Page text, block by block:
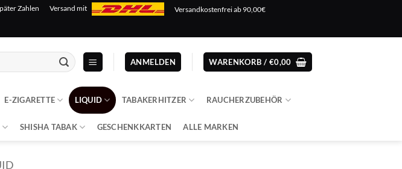
Zahlen Versand mit Versandkostenfrei ab 90,00€
ANMELDEN WARENKORB / €0,00
E-ZIGARETTE LIQUID TABAKERHITZER RAUCHERZUBEHÖR
SHISHA TABAK GESCHENKKARTEN ALLE MARKEN